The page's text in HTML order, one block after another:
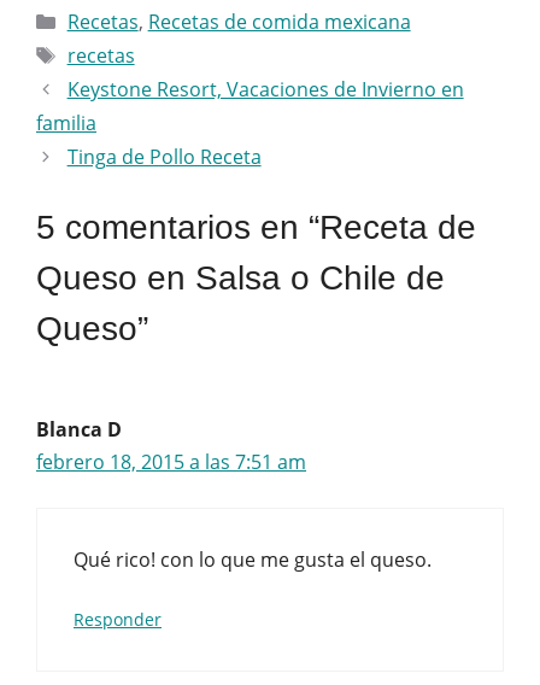
Categorías
Recetas, Recetas de comida mexicana
Etiquetas
recetas
Keystone Resort, Vacaciones de Invierno en
familia
Tinga de Pollo Receta
5 comentarios en “Receta de
Queso en Salsa o Chile de
Queso”
Blanca D
febrero 18, 2015 a las 7:51 am
Qué rico! con lo que me gusta el queso.
Responder